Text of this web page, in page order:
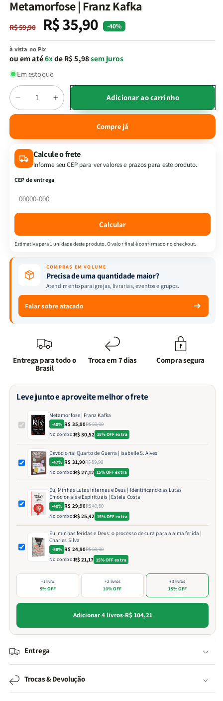
janela
Metamorfose | Franz Kafka
Preço
normal
R$ 59,90
Preço
promocional
R$ 35,90 -40%
à vista no Pix
ou em até6xde R$ 5,98sem juros
Em estoque
Quantidade
Diminuir
a
Metamorfose
|
Franz
Kafka
Aumentar
a
quantidade
Metamorfose
|
Franz
Adicionar ao carrinho
Compre já
Calcule o frete
Informe seu CEP para ver valores e prazos para este produto.
CEP de entrega
Calcular
Estimativa para 1 unidade deste produto. O valor final é confirmado no checkout.
COMPRAS EM VOLUME
Precisa de uma quantidade maior?
Atendimento para igrejas, livrarias, eventos e grupos.
Falar sobre atacado
Entrega para todo o
Brasil
Troca em 7 dias Compra segura
Leve junto e aproveite melhor o frete
Metamorfose | Franz Kafka
-40% R$ 35,90R$ 59,90
No combo:R$ 30,52 15% OFF extra
Devocional Quarto de Guerra | Isabelle S. Alves
-47% R$ 31,90R$ 59,90
No combo:R$ 27,12 15% OFF extra
Eu, Minhas Lutas Internas e Deus | Identificando as Lutas
Emocionais e Espirituais | Estela Costa
-40% R$ 29,90R$ 49,80
No combo:R$ 25,42 15% OFF extra
Eu, minhas feridas e Deus: o processo de cura para a alma ferida |
Charles Silva
-58% R$ 24,90R$ 59,90
No combo:R$ 21,17 15% OFF extra
+1 livro
5% OFF
+2 livros
10% OFF
+3 livros
15% OFF
Adicionar 4 livros·R$ 104,21
Entrega
Trocas & Devolução